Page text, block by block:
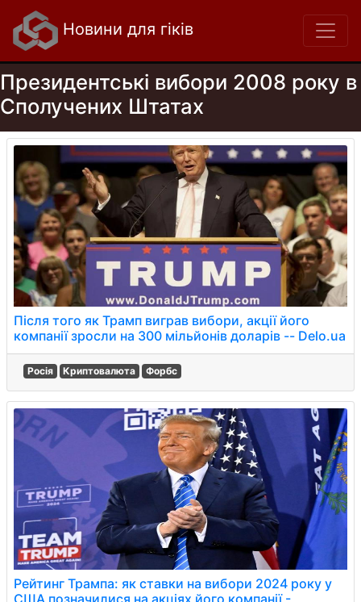
Новини для гіків
Президентські вибори 2008 року в
Сполучених Штатах
Після того як Трамп виграв вибори, акції його
компанії зросли на 300 мільйонів доларів -- Delo.ua
Росія Криптовалюта Форбс
Рейтинг Трампа: як ставки на вибори 2024 року у
США позначилися на акціях його компанії -